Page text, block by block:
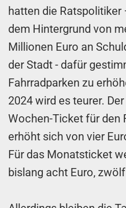
hatten die
dem Hintergrund von
Millionen Euro an
der Stadt - dafür
Fahrradparken zu
2024 wird es teurer.
Wochen-Ticket für den
erhöht sich von vier
Für das Monatsticket
bislang acht Euro,